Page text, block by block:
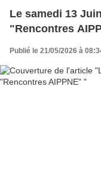
Le samedi 13
"Rencontres
Publié le 21/05/2026 à